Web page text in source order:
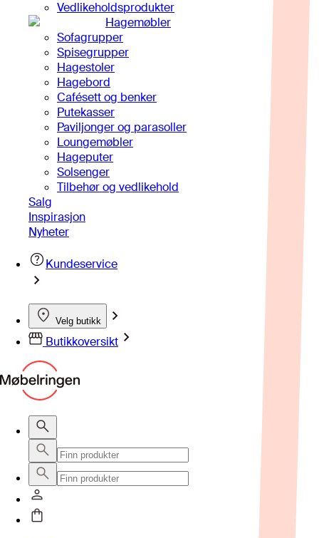
Vedlikeholdsprodukter
Hagemøbler
Sofagrupper
Spisegrupper
Hagestoler
Hagebord
Cafésett og benker
Putekasser
Paviljonger og parasoller
Loungemøbler
Hageputer
Solsenger
Tilbehør og vedlikehold
Salg
Inspirasjon
Nyheter
Kundeservice
Velg butikk
Butikkoversikt